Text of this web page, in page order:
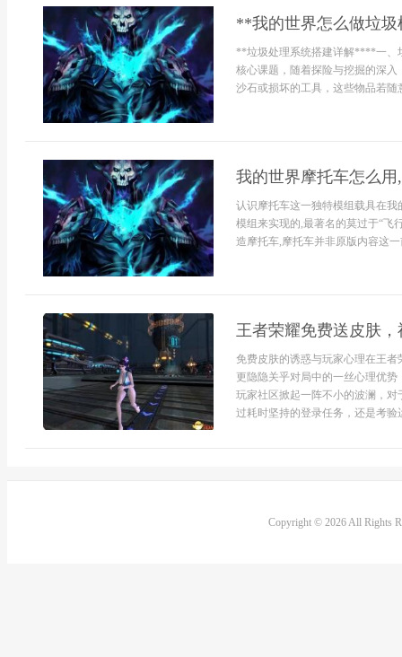
**我的世界怎么做垃
**垃圾处理系统搭建详解****一、
核心课题，随着探险与挖掘的深
沙石或损坏的工具，这些物品若
我的世界摩托车怎么
认识摩托车这一独特模组载具在
模组来实现的,最著名的莫过于“飞
造摩托车,摩托车并非原版内容这一
王者荣耀免费送皮肤
免费皮肤的诱惑与玩家心理在王
更隐隐关乎对局中的一丝心理优
玩家社区掀起一阵不小的波澜，
过耗时坚持的登录任务，还是考
Copyright © 2026 All Rights